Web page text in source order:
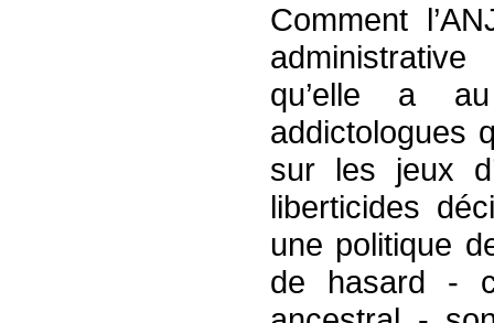
Comment
qu’elle a
addictologues
sur les jeux
liberticides
une politique
de hasard -